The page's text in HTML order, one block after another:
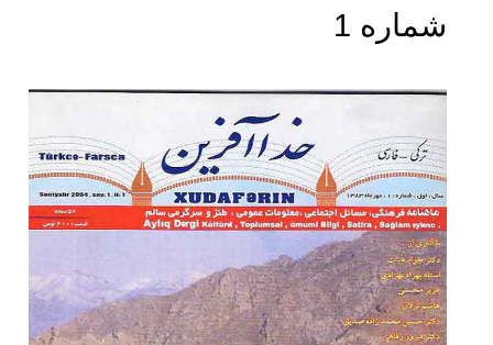
شماره 1